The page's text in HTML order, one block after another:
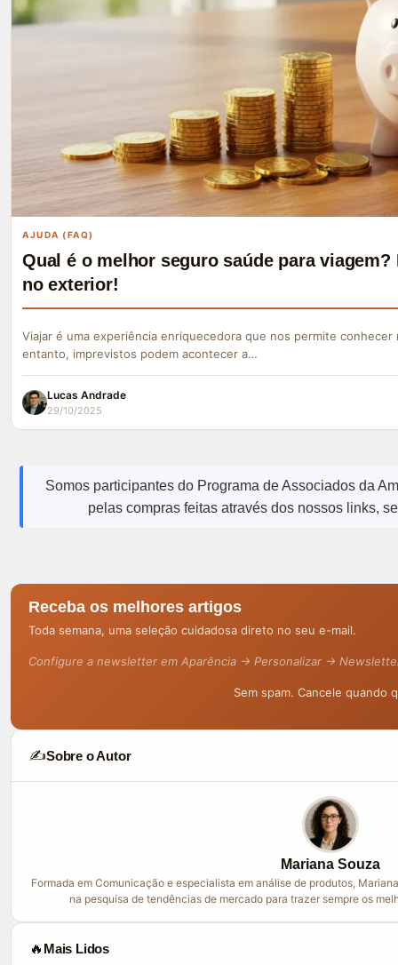
AJUDA (FAQ)
Qual é o melhor seguro saúde para
no exterior!
Viajar é uma experiência enriquecedora que nos permite
entanto, imprevistos podem acontecer a…
Lucas Andrade
29/10/2025
Somos participantes do Programa de Associados da
pelas compras feitas através dos nossos links,
Receba os melhores artigos
Toda semana, uma seleção cuidadosa direto no seu e-mail.
Configure a newsletter em Aparência → Personalizar →
Sem spam. Cancele quando
✍️Sobre o Autor
Mariana Souza
Formada em Comunicação e especialista em análise de produtos,
na pesquisa de tendências de mercado para trazer sempre os
🔥 Mais Lidos